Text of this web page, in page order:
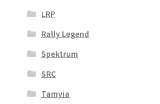
LRP
Rally Legend
Spektrum
SRC
Tamyia